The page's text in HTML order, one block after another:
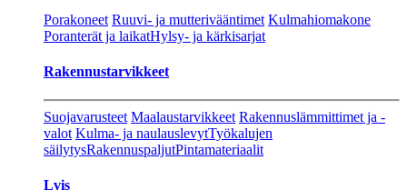
Porakoneet Ruuvi- ja mutterivääntimet Kulmahiomakone
Poranterät ja laikatHylsy- ja kärkisarjat
Rakennustarvikkeet
Suojavarusteet Maalaustarvikkeet Rakennuslämmittimet ja -
valot Kulma- ja naulauslevytTyökalujen
säilytysRakennuspaljutPintamateriaalit
Lvis